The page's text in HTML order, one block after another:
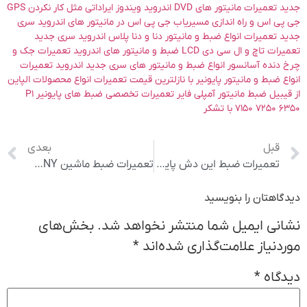
جدید تعمیرات مانیتور های DVD اندروید ویندوز ایراداتی مثل کار نکردن GPS
جی پی اس و راه اندازی مسیریاب جی پی اس در مانیتور های اندروید سری
جدید تعمیرات انواع ضبط و مانیتور دنا و دنا پلاس اندروید سری جدید
تعمیرات تاچ و ال سی دی LCD ضبط و مانیتور های اندروید تعمیرات جک و
چرخ دنده آسانسور انواع ضبط و مانیتور های سری جدید اندروید تعمیرات
انواع ضبط و مانیتور پایونیر با نازلترین قیمت تعمیرات انواع محصولات الپاین
از قیبیل ضبط مانیتور آمپلی فایر تعمیرات تخصصی ضبط های پایونیر P1
7150 7250 6350 با تشکر
قبل
تعمیرات ضبط این دش پایونیر
بعدی
تعمیرات ضبط ماشین SONY و JVC
دیدگاهتان را بنویسید
نشانی ایمیل شما منتشر نخواهد شد. بخش‌های
موردنیاز علامت‌گذاری شده‌اند *
دیدگاه *